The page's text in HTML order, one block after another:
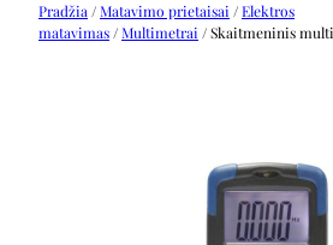
Pradžia /Matavimo prietaisai /Elektros
matavimas /Multimetrai / Skaitmeninis